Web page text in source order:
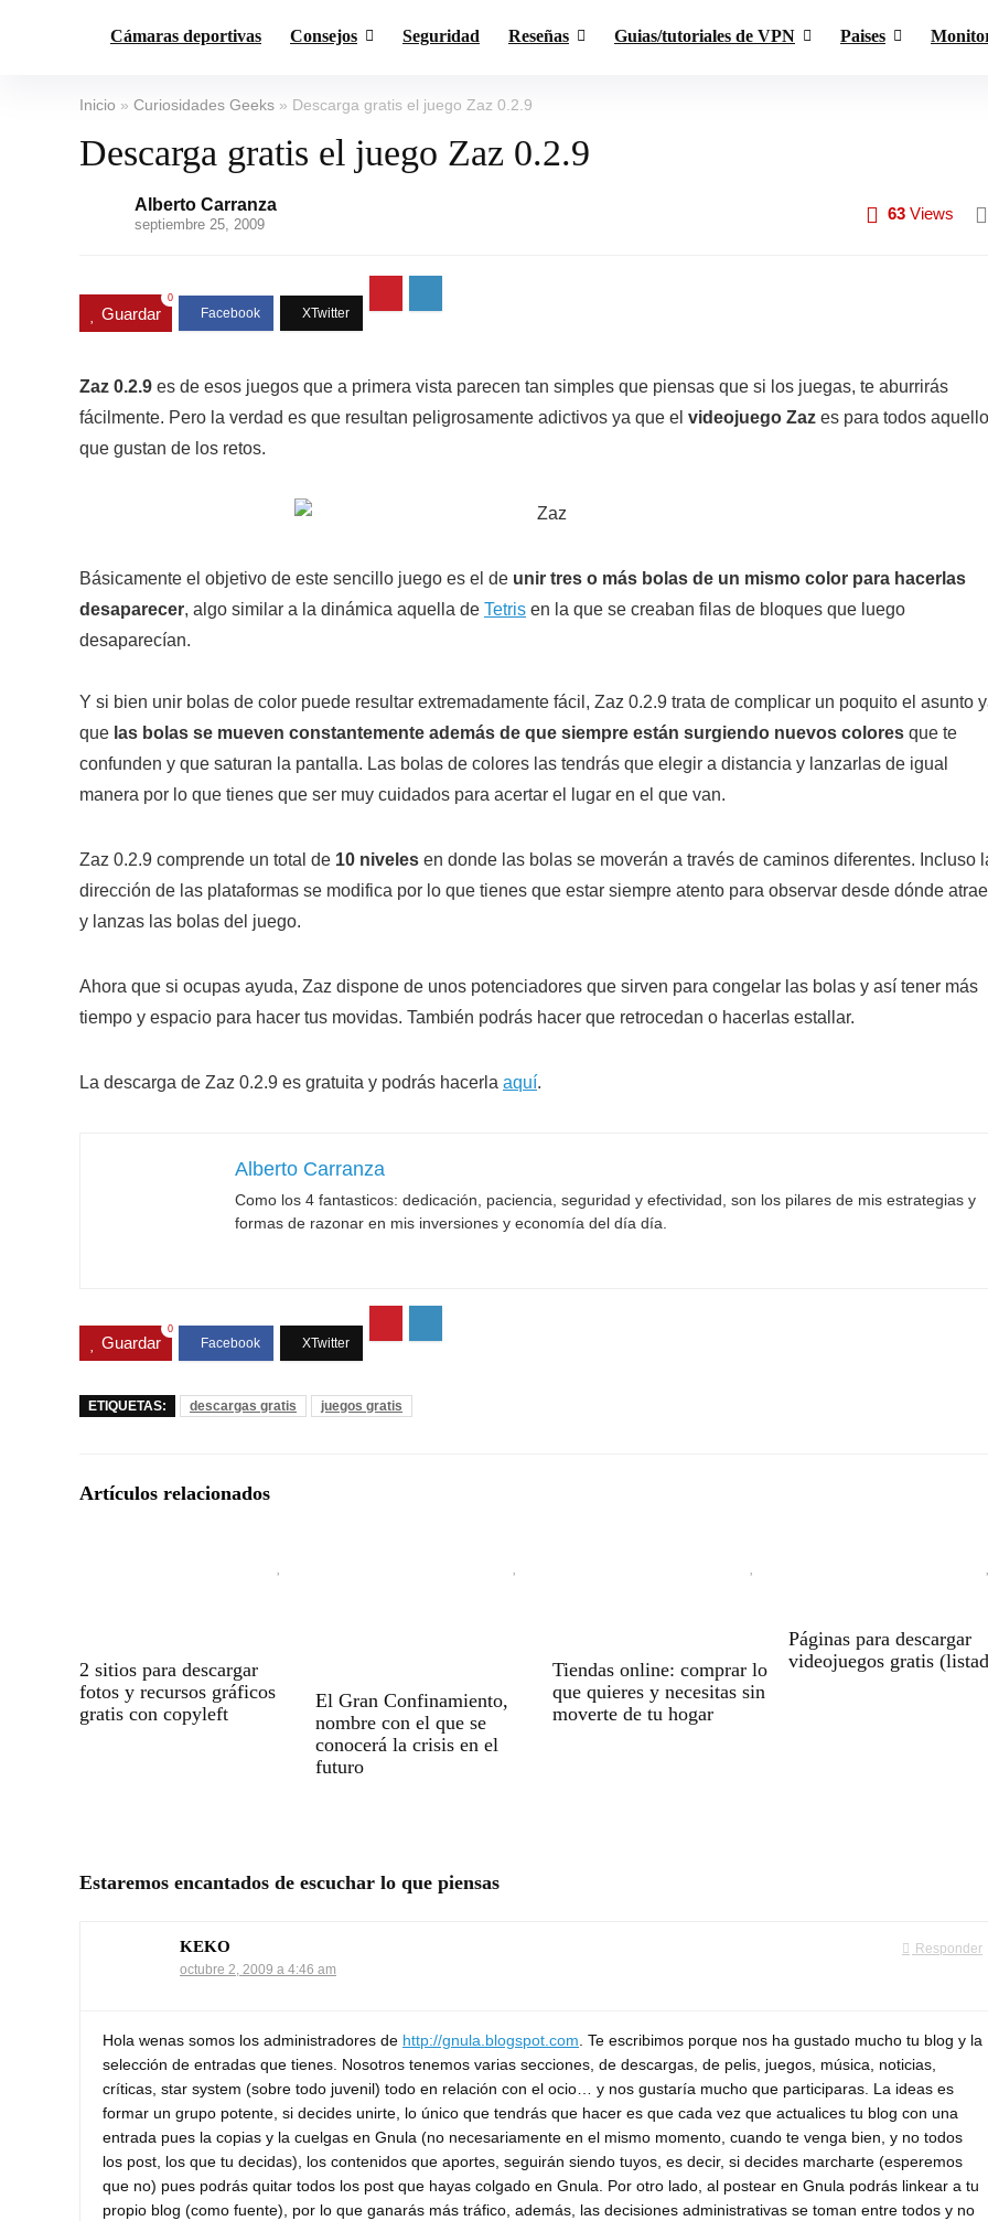
Cámaras deportivas Consejos Seguridad Reseñas Guias/tutoriales de VPN Paises
Inicio » Curiosidades Geeks » Descarga gratis el juego Zaz 0.2.9
Descarga gratis el juego Zaz 0.2.9
Alberto Carranza
septiembre 25, 2009
63 Views
Guardar
0
Zaz 0.2.9 es de esos juegos que a primera vista parecen tan simples que piensas que si los juegas, te aburrirás
fácilmente. Pero la verdad es que resultan peligrosamente adictivos ya que el videojuego Zaz es para todos
que gustan de los retos.
Básicamente el objetivo de este sencillo juego es el de unir tres o más bolas de un mismo color para hacerlas
desaparecer, algo similar a la dinámica aquella de Tetris en la que se creaban filas de bloques que luego
desaparecían.
Y si bien unir bolas de color puede resultar extremadamente fácil, Zaz 0.2.9 trata de complicar un poquito el asunto
que las bolas se mueven constantemente además de que siempre están surgiendo nuevos colores que te
confunden y que saturan la pantalla. Las bolas de colores las tendrás que elegir a distancia y lanzarlas de igual
manera por lo que tienes que ser muy cuidados para acertar el lugar en el que van.
Zaz 0.2.9 comprende un total de 10 niveles en donde las bolas se moverán a través de caminos diferentes. Incluso
dirección de las plataformas se modifica por lo que tienes que estar siempre atento para observar desde dónde
y lanzas las bolas del juego.
Ahora que si ocupas ayuda, Zaz dispone de unos potenciadores que sirven para congelar las bolas y así tener más
tiempo y espacio para hacer tus movidas. También podrás hacer que retrocedan o hacerlas estallar.
La descarga de Zaz 0.2.9 es gratuita y podrás hacerla aquí.
Alberto Carranza
Como los 4 fantasticos: dedicación, paciencia, seguridad y efectividad, son los pilares de mis estrategias y
formas de razonar en mis inversiones y economía del día día.
Guardar
0
ETIQUETAS: descargas gratis juegos gratis
Artículos relacionados
2 sitios para descargar
fotos y recursos gráficos
gratis con copyleft
El Gran Confinamiento,
nombre con el que se
conocerá la crisis en el
futuro
Tiendas online: comprar lo
que quieres y necesitas sin
moverte de tu hogar
Páginas para descargar
videojuegos gratis
Estaremos encantados de escuchar lo que piensas
Responder
KEKO
octubre 2, 2009 a 4:46 am
Hola wenas somos los administradores de http://gnula.blogspot.com . Te escribimos porque nos ha gustado mucho tu blog y la
selección de entradas que tienes. Nosotros tenemos varias secciones, de descargas, de pelis, juegos, música, noticias,
críticas, star system (sobre todo juvenil) todo en relación con el ocio… y nos gustaría mucho que participaras. La ideas es
formar un grupo potente, si decides unirte, lo único que tendrás que hacer es que cada vez que actualices tu blog con una
entrada pues la copias y la cuelgas en Gnula (no necesariamente en el mismo momento, cuando te venga bien, y no todos
los post, los que tu decidas), los contenidos que aportes, seguirán siendo tuyos, es decir, si decides marcharte (esperemos
que no) pues podrás quitar todos los post que hayas colgado en Gnula. Por otro lado, al postear en Gnula podrás linkear a tu
propio blog (como fuente), por lo que ganarás más tráfico, además, las decisiones administrativas se toman entre todos y no